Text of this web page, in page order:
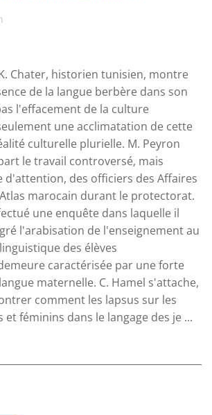
Chater, historien tunisien, montre
de la langue berbère dans son
l'effacement de la culture
une acclimatation de cette
culturelle plurielle. M. Peyron
le travail controversé, mais
d'attention, des officiers des Affaires
marocain durant le protectorat.
une enquête dans laquelle il
l'arabisation de l'enseignement au
des élèves
caractérisée par une forte
maternelle. C. Hamel s'attache,
comment les lapsus sur les
et féminins dans le langage des je ...